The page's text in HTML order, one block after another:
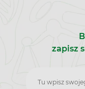
zapisz
Zapisz